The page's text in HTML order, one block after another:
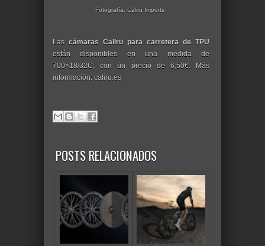
Fotografía: Caliru Imports
Las cámaras Caliru para carretera de TPU
están disponibles en una medida de
700×18/32C, con un precio de 6,50€. Más
información: caliru.es
POSTS RELACIONADOS